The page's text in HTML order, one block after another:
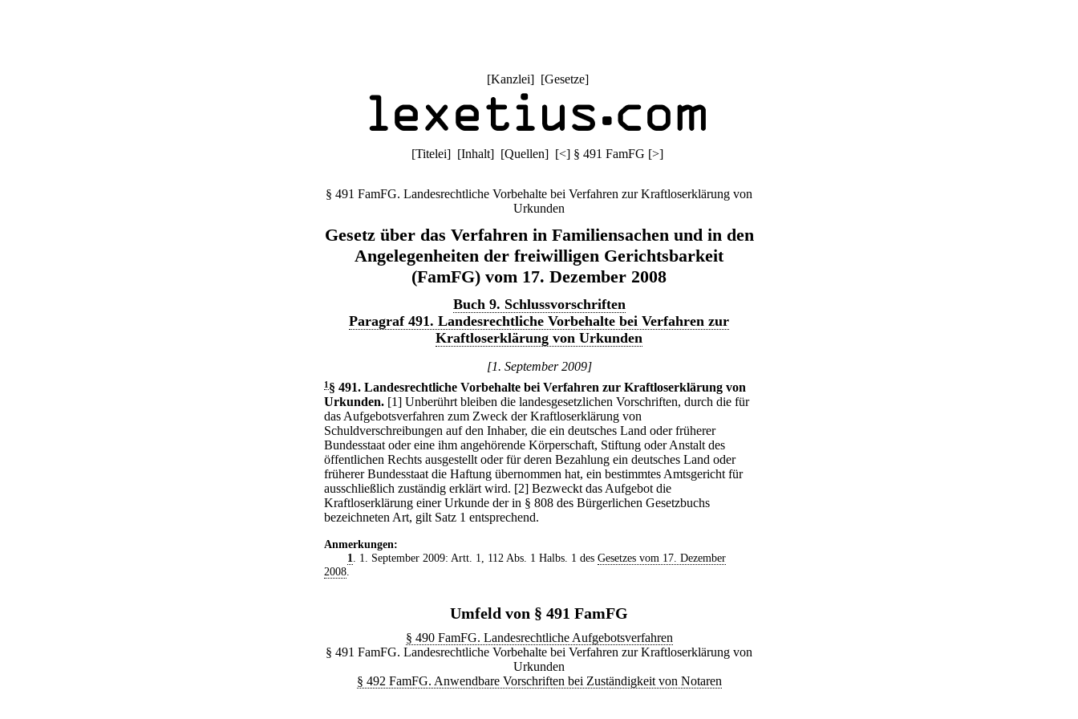
[Kanzlei] [Gesetze]
[Titelei] [Inhalt] [Quellen] [<] § 491 FamFG [>]
§ 491 FamFG. Landesrechtliche Vorbehalte bei Verfahren zur Kraftloserklärung von
Urkunden
Gesetz über das Verfahren in Familiensachen und in den
Angelegenheiten der freiwilligen Gerichtsbarkeit
(FamFG) vom 17. Dezember 2008
Buch 9. Schlussvorschriften
Paragraf 491. Landesrechtliche Vorbehalte bei Verfahren zur
Kraftloserklärung von Urkunden
[1. September 2009]
1 § 491. Landesrechtliche Vorbehalte bei Verfahren zur Kraftloserklärung von
Urkunden. [1] Unberührt bleiben die landesgesetzlichen Vorschriften, durch die für
das Aufgebotsverfahren zum Zweck der Kraftloserklärung von
Schuldverschreibungen auf den Inhaber, die ein deutsches Land oder früherer
Bundesstaat oder eine ihm angehörende Körperschaft, Stiftung oder Anstalt des
öffentlichen Rechts ausgestellt oder für deren Bezahlung ein deutsches Land oder
früherer Bundesstaat die Haftung übernommen hat, ein bestimmtes Amtsgericht für
ausschließlich zuständig erklärt wird. [2] Bezweckt das Aufgebot die
Kraftloserklärung einer Urkunde der in § 808 des Bürgerlichen Gesetzbuchs
bezeichneten Art, gilt Satz 1 entsprechend.
Anmerkungen:
1
. 1. September 2009: Artt. 1, 112 Abs. 1 Halbs. 1 des Gesetzes vom 17. Dezember
2008
Umfeld von § 491 FamFG
§ 490 FamFG. Landesrechtliche Aufgebotsverfahren
§ 491 FamFG. Landesrechtliche Vorbehalte bei Verfahren zur Kraftloserklärung von
Urkunden
§ 492 FamFG. Anwendbare Vorschriften bei Zuständigkeit von Notaren